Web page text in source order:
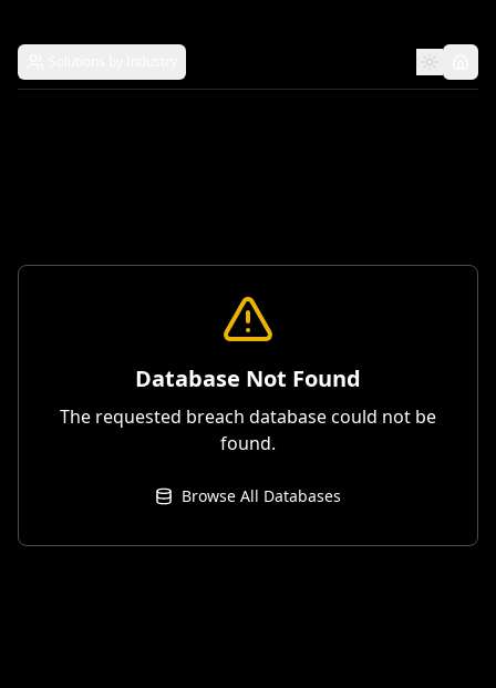
Database Not Found
The requested breach database could not be
found.
Browse All Databases